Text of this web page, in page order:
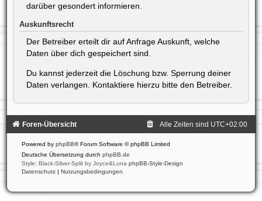
darüber gesondert informieren.
Auskunftsrecht
Der Betreiber erteilt dir auf Anfrage Auskunft, welche
Daten über dich gespeichert sind.
Du kannst jederzeit die Löschung bzw. Sperrung deiner
Daten verlangen. Kontaktiere hierzu bitte den Betreiber.
Foren-Übersicht Alle Zeiten sind UTC+02:00
Powered by phpBB® Forum Software © phpBB Limited
Deutsche Übersetzung durch phpBB.de
Style: Black-Silver-Split by Joyce&Luna phpBB-Style-Design
Datenschutz | Nutzungsbedingungen